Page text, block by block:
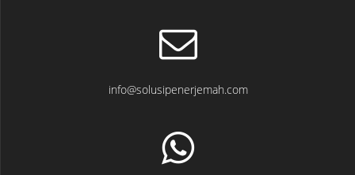
info@solusipenerjemah.com